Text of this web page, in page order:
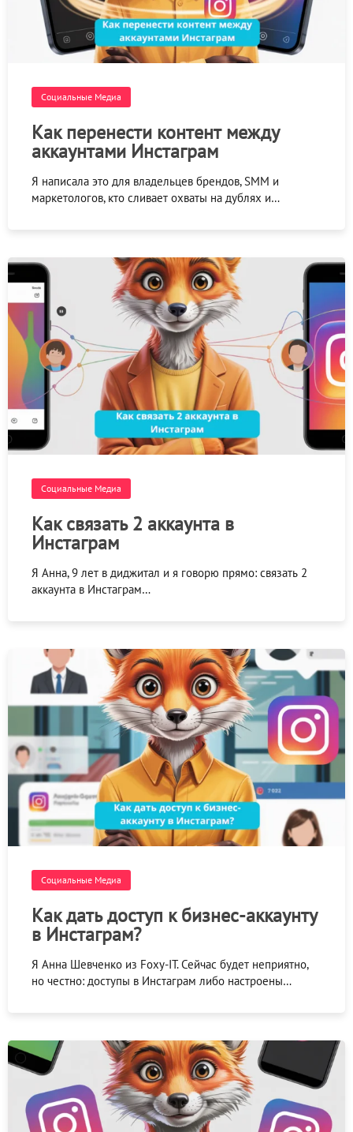
Социальные Медиа
Как перенести контент между
аккаунтами Инстаграм
Я написала это для владельцев брендов, SMM и
маркетологов, кто сливает охваты на дублях и…
Социальные Медиа
Как связать 2 аккаунта в
Инстаграм
Я Анна, 9 лет в диджитал и я говорю прямо: связать 2
аккаунта в Инстаграм…
Социальные Медиа
Как дать доступ к бизнес-аккаунту
в Инстаграм?
Я Анна Шевченко из Foxy-IT. Сейчас будет неприятно,
но честно: доступы в Инстаграм либо настроены…